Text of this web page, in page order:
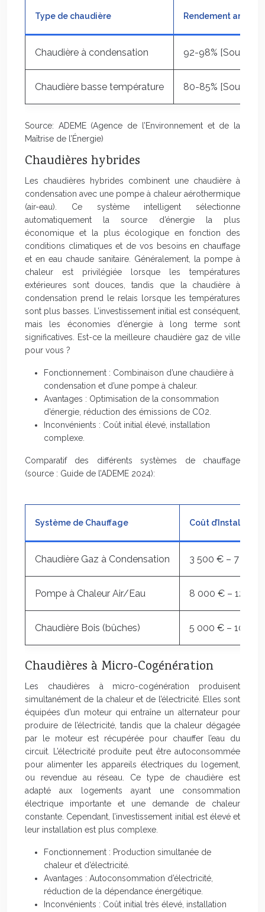
Type de chaudière Rendement annuel
Chaudière à condensation 92-98% [Source :
Chaudière basse température 80-85% [Source :
Source: ADEME (Agence de l’Environnement et de la
Maîtrise de l’Énergie)
Chaudières hybrides
Les chaudières hybrides combinent une chaudière à
condensation avec une pompe à chaleur aérothermique
(air-eau). Ce système intelligent sélectionne
automatiquement la source d’énergie la plus
économique et la plus écologique en fonction des
conditions climatiques et de vos besoins en chauffage
et en eau chaude sanitaire. Généralement, la pompe à
chaleur est privilégiée lorsque les températures
extérieures sont douces, tandis que la chaudière à
condensation prend le relais lorsque les températures
sont plus basses. L’investissement initial est conséquent,
mais les économies d’énergie à long terme sont
significatives. Est-ce la meilleure chaudière gaz de ville
pour vous ?
Fonctionnement : Combinaison d’une chaudière à
condensation et d’une pompe à chaleur.
Avantages : Optimisation de la consommation
d’énergie, réduction des émissions de CO2.
Inconvénients : Coût initial élevé, installation
complexe.
Comparatif des différents systèmes de chauffage
(source : Guide de l’ADEME 2024):
Système de Chauffage Coût
Chaudière Gaz à Condensation 3 500 € – 7 000
Pompe à Chaleur Air/Eau 8 000 € – 12
Chaudière Bois (bûches) 5 000 € – 10
Chaudières à Micro-Cogénération
Les chaudières à micro-cogénération produisent
simultanément de la chaleur et de l’électricité. Elles sont
équipées d’un moteur qui entraîne un alternateur pour
produire de l’électricité, tandis que la chaleur dégagée
par le moteur est récupérée pour chauffer l’eau du
circuit. L’électricité produite peut être autoconsommée
pour alimenter les appareils électriques du logement,
ou revendue au réseau. Ce type de chaudière est
adapté aux logements ayant une consommation
électrique importante et une demande de chaleur
constante. Cependant, l’investissement initial est élevé et
leur installation est plus complexe.
Fonctionnement : Production simultanée de
chaleur et d’électricité.
Avantages : Autoconsommation d’électricité,
réduction de la dépendance énergétique.
Inconvénients : Coût initial très élevé, installation